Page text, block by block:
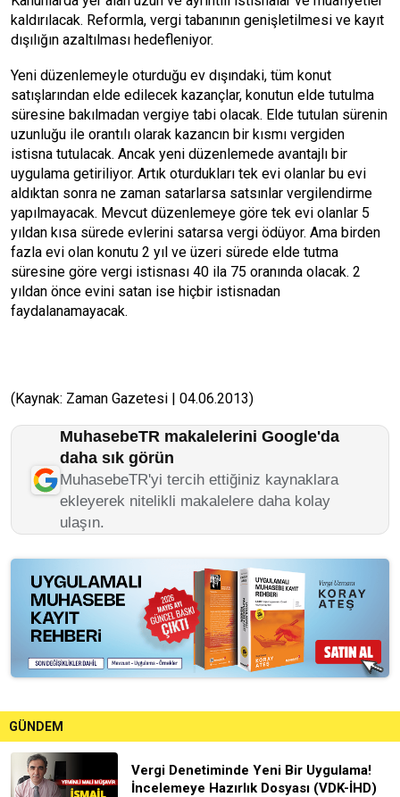
kaldırılacak. Reformla, vergi tabanının genişletilmesi ve kayıt
dışılığın azaltılması hedefleniyor.
Yeni düzenlemeyle oturduğu ev dışındaki, tüm konut
satışlarından elde edilecek kazançlar, konutun elde tutulma
süresine bakılmadan vergiye tabi olacak. Elde tutulan sürenin
uzunluğu ile orantılı olarak kazancın bir kısmı vergiden
istisna tutulacak. Ancak yeni düzenlemede avantajlı bir
uygulama getiriliyor. Artık oturdukları tek evi olanlar bu evi
aldıktan sonra ne zaman satarlarsa satsınlar vergilendirme
yapılmayacak. Mevcut düzenlemeye göre tek evi olanlar 5
yıldan kısa sürede evlerini satarsa vergi ödüyor. Ama birden
fazla evi olan konutu 2 yıl ve üzeri sürede elde tutma
süresine göre vergi istisnası 40 ila 75 oranında olacak. 2
yıldan önce evini satan ise hiçbir istisnadan
faydalanamayacak.
(Kaynak: Zaman Gazetesi | 04.06.2013)
MuhasebeTR makalelerini Google'da
daha sık görün
MuhasebeTR'yi tercih ettiğiniz kaynaklara
ekleyerek nitelikli makalelere daha kolay
ulaşın.
GÜNDEM
Vergi Denetiminde Yeni Bir Uygulama!
İncelemeye Hazırlık Dosyası (VDK-İHD)